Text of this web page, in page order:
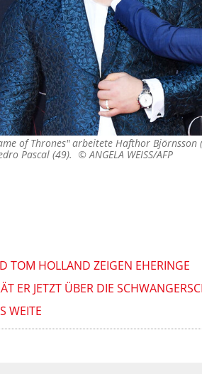
of Thrones" arbeitete Hafthor Björnsson
Pascal (49). ©ANGELA WEISS/AFP
TOM HOLLAND ZEIGEN EHERINGE
ER JETZT ÜBER DIE
WEITE